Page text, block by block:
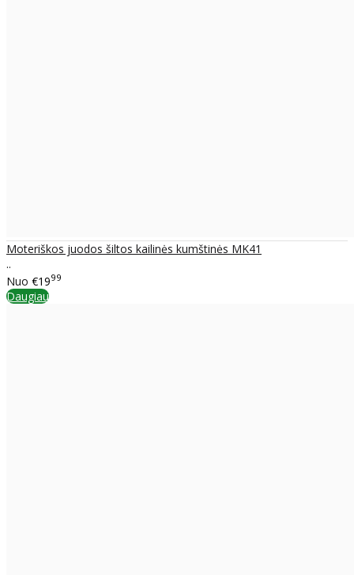
Moteriškos juodos šiltos kailinės kumštinės MK41
..
Nuo €1999
Daugiau